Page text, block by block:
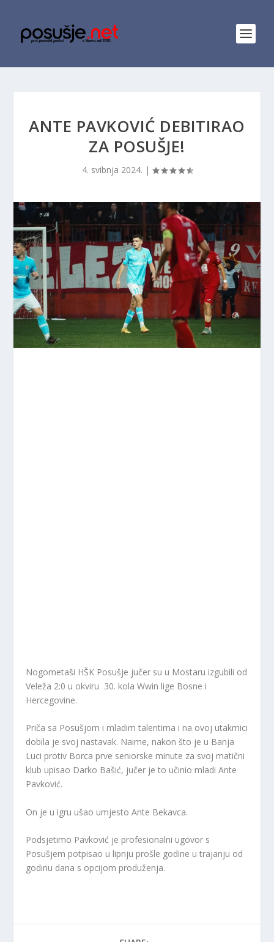
ANTE PAVKOVIĆ DEBITIRAO
ZA POSUŠJE!
4. svibnja 2024. |
Nogometaši HŠK Posušje jučer su u Mostaru izgubili od
Veleža 2:0 u okviru 30. kola Wwin lige Bosne i
Hercegovine.
Priča sa Posušjom i mladim talentima i na ovoj utakmici
dobila je svoj nastavak. Naime, nakon što je u Banja
Luci protiv Borca prve seniorske minute za svoj matični
klub upisao Darko Bašić, jučer je to učinio mladi Ante
Pavković.
On je u igru ušao umjesto Ante Bekavca.
Podsjetimo Pavković je profesionalni ugovor s
Posušjem potpisao u lipnju prošle godine u trajanju od
godinu dana s opcijom produženja.